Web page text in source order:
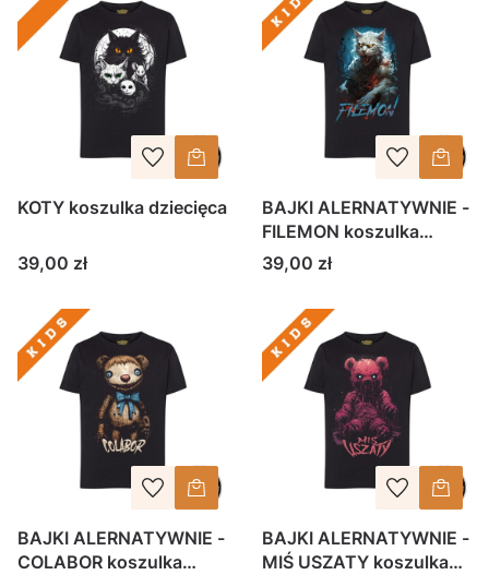
KOTY koszulka dziecięca
Cena
39,00 zł
BAJKI ALERNATYWNIE -
FILEMON koszulka
dziecięca
Cena
39,00 zł
BAJKI ALERNATYWNIE -
COLABOR koszulka
BAJKI ALERNATYWNIE -
MIŚ USZATY koszulka